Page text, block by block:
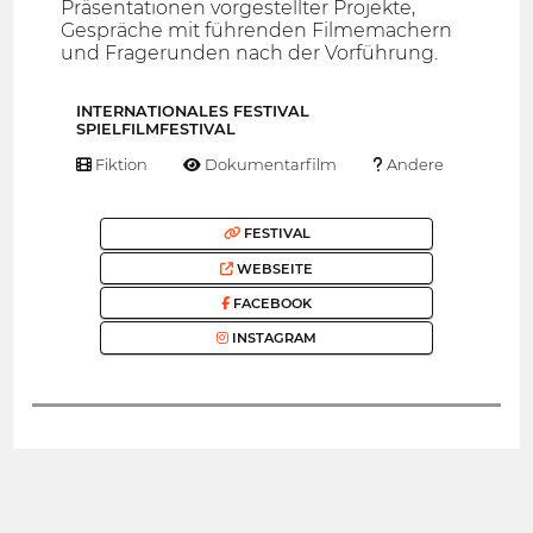
Präsentationen vorgestellter Projekte,
Gespräche mit führenden Filmemachern
und Fragerunden nach der Vorführung.
INTERNATIONALES FESTIVAL
SPIELFILMFESTIVAL
Fiktion Dokumentarfilm Andere
FESTIVAL
WEBSEITE
FACEBOOK
INSTAGRAM